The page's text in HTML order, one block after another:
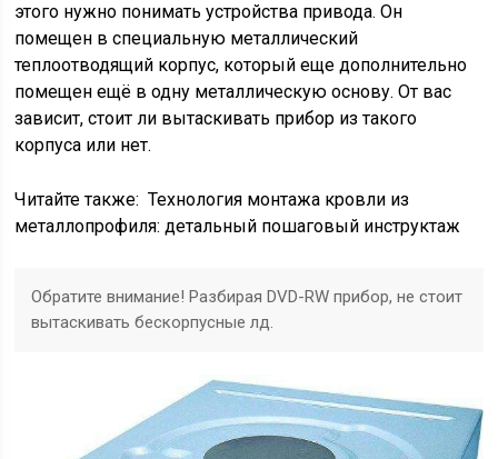
этого нужно понимать устройства привода. Он
помещен в специальную металлический
теплоотводящий корпус, который еще дополнительно
помещен ещё в одну металлическую основу. От вас
зависит, стоит ли вытаскивать прибор из такого
корпуса или нет.
Читайте также: Технология монтажа кровли из
металлопрофиля: детальный пошаговый инструктаж
Обратите внимание! Разбирая DVD-RW прибор, не стоит
вытаскивать бескорпусные лд.